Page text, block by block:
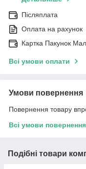
Післяплата
Оплата на рахунок
Картка Пакунок
Всі умови оплати
Умови повернення
Повернення товару
Всі умови повернення
Подібні товари